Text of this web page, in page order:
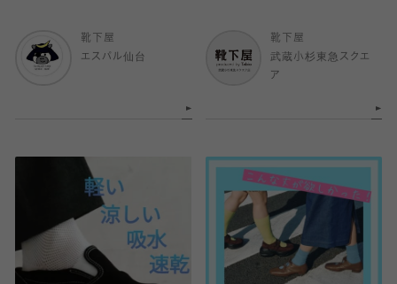
靴下屋
エスパル仙台
靴下屋
武蔵小杉東急スクエ
ア